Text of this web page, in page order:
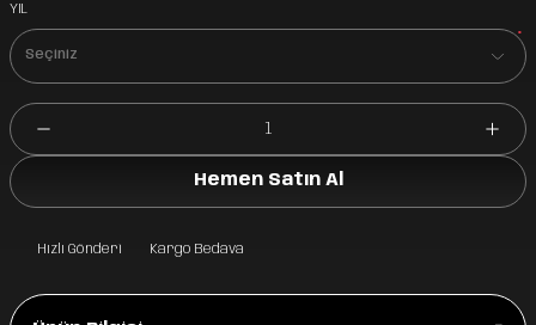
YIL
*
Hemen Satın Al
Hızlı Gönderi Kargo Bedava